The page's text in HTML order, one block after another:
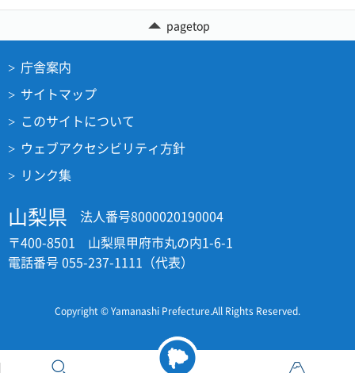
pagetop
庁舎案内
サイトマップ
このサイトについて
ウェブアクセシビリティ方針
リンク集
山梨県
法人番号8000020190004
〒400-8501 山梨県甲府市丸の内1-6-1
電話番号 055-237-1111（代表）
Copyright © Yamanashi Prefecture.All Rights Reserved.